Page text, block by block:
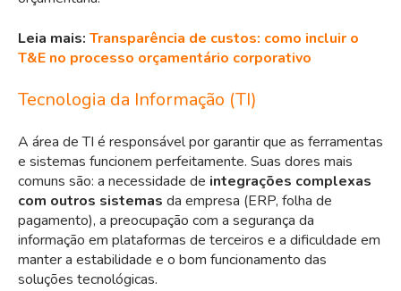
Leia mais: Transparência de custos: como incluir o
T&E no processo orçamentário corporativo
Tecnologia da Informação (TI)
A área de TI é responsável por garantir que as ferramentas
e sistemas funcionem perfeitamente. Suas dores mais
comuns são: a necessidade de integrações complexas
com outros sistemas da empresa (ERP, folha de
pagamento), a preocupação com a segurança da
informação em plataformas de terceiros e a dificuldade em
manter a estabilidade e o bom funcionamento das
soluções tecnológicas.